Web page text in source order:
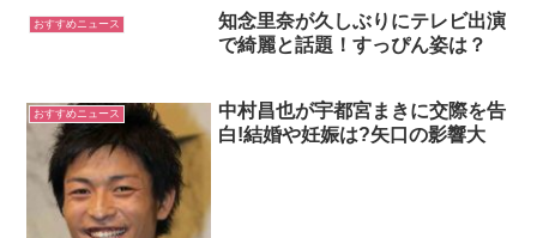
おすすめニュース
知念里奈が久しぶりにテレビ出演
で綺麗と話題！すっぴん姿は？
おすすめニュース
中村昌也が宇都宮まきに交際を告
白!結婚や妊娠は?矢口の影響大